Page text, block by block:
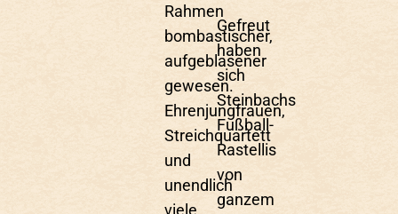
Rahmen
bombastischer,
aufgeblasener
gewesen.
Ehrenjungfrauen,
Streichquartett
und
unendlich
viele
Gefreut
haben
sich
Steinbachs
Fußball-
Rastellis
von
ganzem